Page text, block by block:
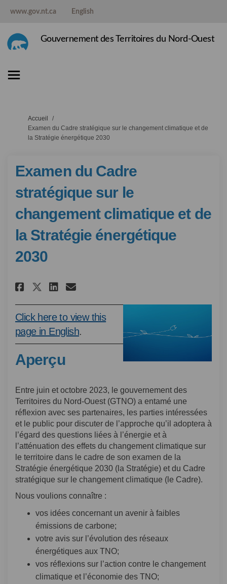
www.gov.nt.ca English
Gouvernement des Territoires du Nord-Ouest
Vous êtes ici:
Accueil
Examen du Cadre stratégique sur le changement climatique et de
la Stratégie énergétique 2030
Examen du Cadre
stratégique sur le
changement climatique et de
la Stratégie énergétique
2030
Partager Examen du Cadre
Partager Examen du
Partager Examen du
Courriel Examen du
Click here to view this
page in English(Liens externes)
.
Aperçu
Entre juin et octobre 2023, le gouvernement des
Territoires du Nord-Ouest (GTNO) a entamé une
réflexion avec ses partenaires, les parties intéressées
et le public pour discuter de l’approche qu’il adoptera à
l’égard des questions liées à l’énergie et à
l’atténuation des effets du changement climatique sur
le territoire dans le cadre de son examen de la
Stratégie énergétique 2030 (la Stratégie) et du Cadre
stratégique sur le changement climatique (le Cadre).
Nous voulions connaître :
vos idées concernant un avenir à faibles
émissions de carbone;
votre avis sur l’évolution des réseaux
énergétiques aux TNO;
vos réflexions sur l’action contre le changement
climatique et l’économie des TNO;